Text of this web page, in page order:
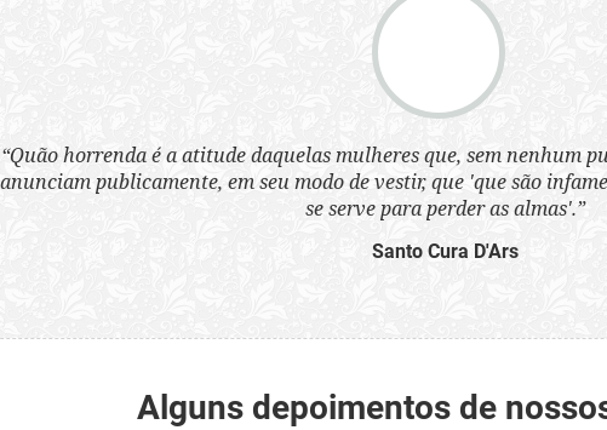
“Quão horrenda é a atitude daquelas mulheres que, sem nenhum
anunciam publicamente, em seu modo de vestir, que 'que são
se serve para perder as almas'.”
Santo Cura D'Ars
Alguns depoimentos de